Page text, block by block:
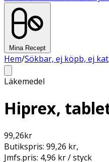
Mina Recept
Hem/Sökbar, ej köpb, ej kat
Läkemedel
Hiprex,
99,26kr
Butikspris: 99,26 kr,
Jmfs.pris: 4,96 kr / styck